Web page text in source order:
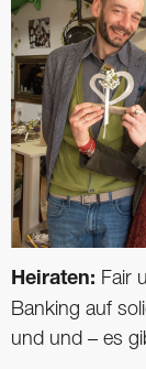
Heiraten: Fair
Banking auf
und und – es